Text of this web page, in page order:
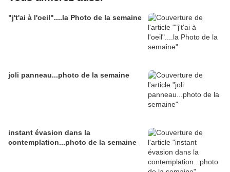
"j't'ai à l'oeil"....la Photo de la semaine
joli panneau...photo de la semaine
instant évasion dans la
contemplation...photo de la semaine